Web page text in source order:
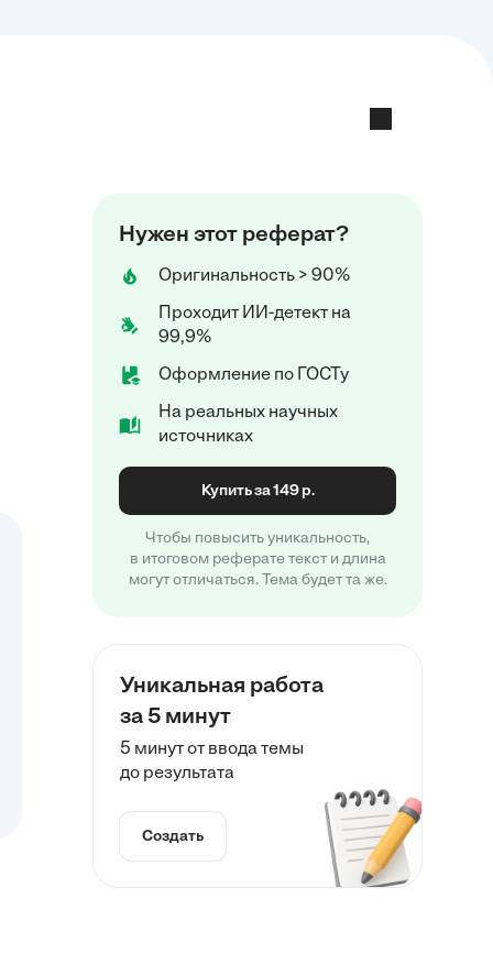
Нужен этот реферат?
Оригинальность > 90%
Проходит ИИ-детект на
99,9%
Оформление по ГОСТу
На реальных научных
источниках
Купить за 149 р.
Чтобы повысить уникальность,
в итоговом реферате текст и длина
могут отличаться. Тема будет та же.
Уникальная работа
за 5 минут
5 минут от ввода темы
до результата
Создать